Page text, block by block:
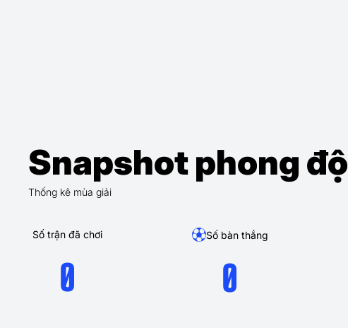
Snapshot phong độ
Thống kê mùa giải
Số trận đã chơi
0
Số bàn thắng
0